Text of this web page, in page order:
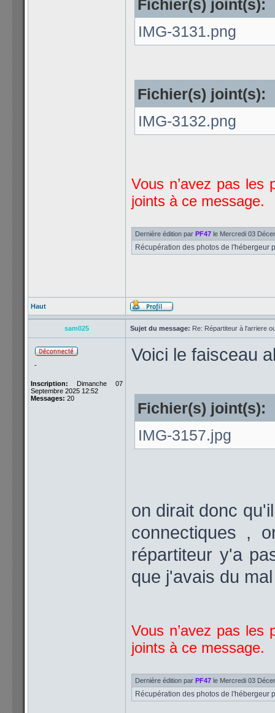
Fichier(s) joint(s):
IMG-3131.png
Fichier(s) joint(s):
IMG-3132.png
Vous n’avez pas les
joints à ce message.
Dernière édition par PF47 le Mercredi 03
Récupération des photos de l'hébergeur
Haut
sam025 Sujet du message: Re: Répartiteur à l'arriere
-
Inscription: Dimanche 07
Septembre 2025 12:52
Messages: 20
Voici le faisceau
Fichier(s) joint(s):
IMG-3157.jpg
on dirait donc
connectiques ,
répartiteur y'a
que j'avais du
Vous n’avez pas les
joints à ce message.
Dernière édition par PF47 le Mercredi 03
Récupération des photos de l'hébergeur